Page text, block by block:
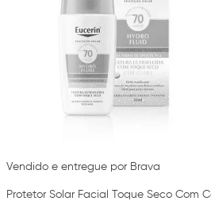
Vendido e entregue por Brava
Protetor Solar Facial Toque Seco Com